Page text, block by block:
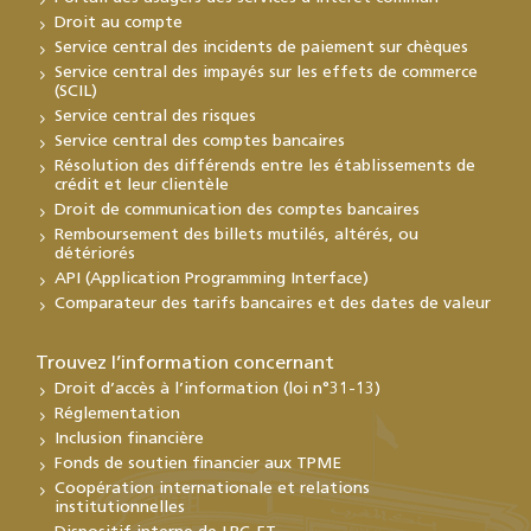
Droit au compte
Service central des incidents de paiement sur chèques
Service central des impayés sur les effets de commerce
(SCIL)
Service central des risques
Service central des comptes bancaires
Résolution des différends entre les établissements de
crédit et leur clientèle
Droit de communication des comptes bancaires
Remboursement des billets mutilés, altérés, ou
détériorés
API (Application Programming Interface)
Comparateur des tarifs bancaires et des dates de valeur
Trouvez l’information concernant
Droit d’accès à l’information (loi n°31-13)
Réglementation
Inclusion financière
Fonds de soutien financier aux TPME
Coopération internationale et relations
institutionnelles